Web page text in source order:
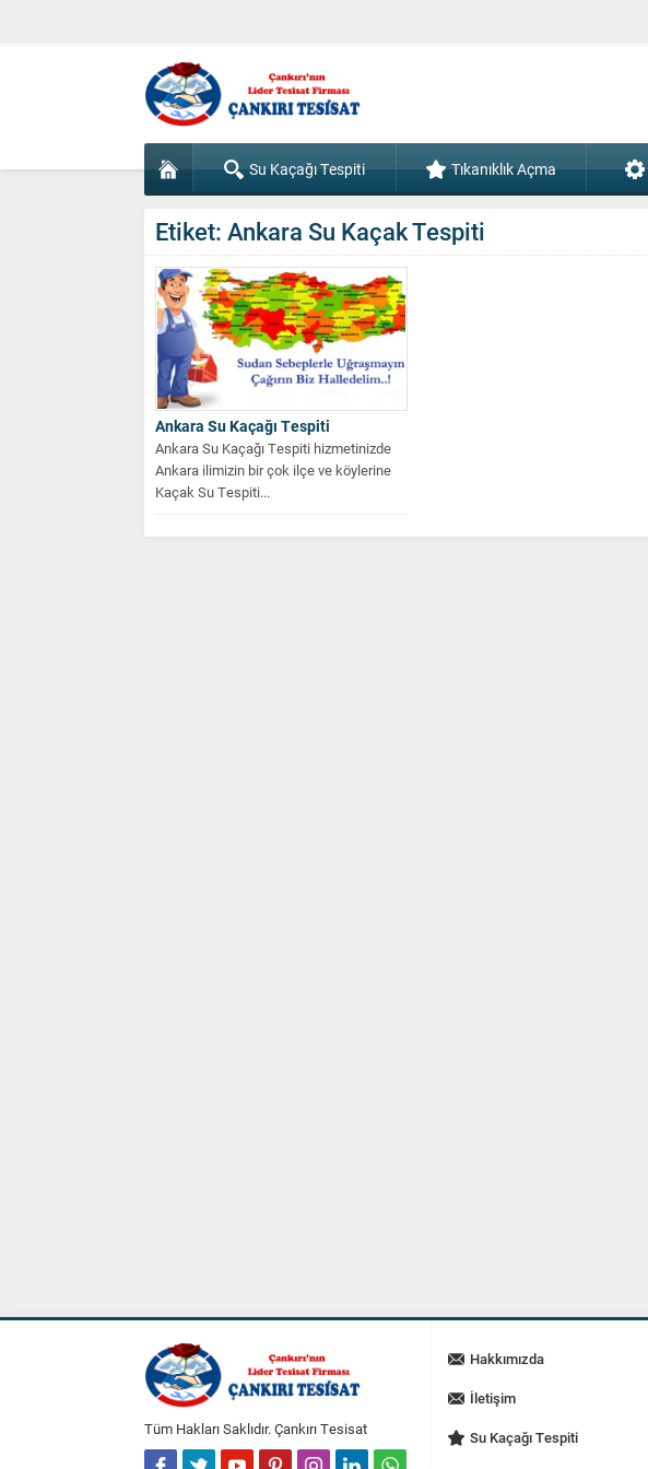
Su Kaçağı Tespiti Tıkanıklık Açma
Etiket: Ankara Su Kaçak Tespiti
Ankara Su Kaçağı Tespiti
Ankara Su Kaçağı Tespiti hizmetinizde
Ankara ilimizin bir çok ilçe ve köylerine
Kaçak Su Tespiti...
Tüm Hakları Saklıdır. Çankırı Tesisat
Hakkımızda
İletişim
Su Kaçağı Tespiti